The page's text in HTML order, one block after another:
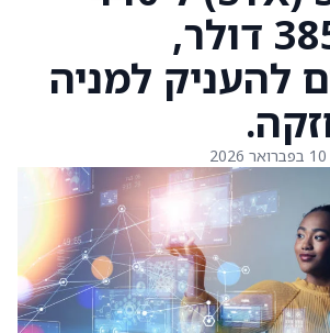
דולר מ‑385 דולר,
להעניק למניה
10 בפברואר 2026